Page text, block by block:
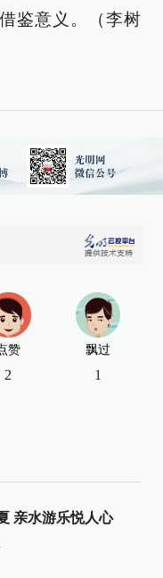
鉴意义。（李树
赞
2
飘过
1
亲水游乐悦人心